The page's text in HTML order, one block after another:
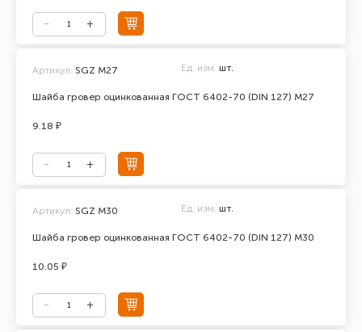
Шайба гровер оцинкованная ГОСТ 6402-70 (DIN 127) М27
Артикул: SGZ М27 Ед. изм. шт.
9.18 ₽
Шайба гровер оцинкованная ГОСТ 6402-70 (DIN 127) М30
Артикул: SGZ M30 Ед. изм. шт.
10.05 ₽